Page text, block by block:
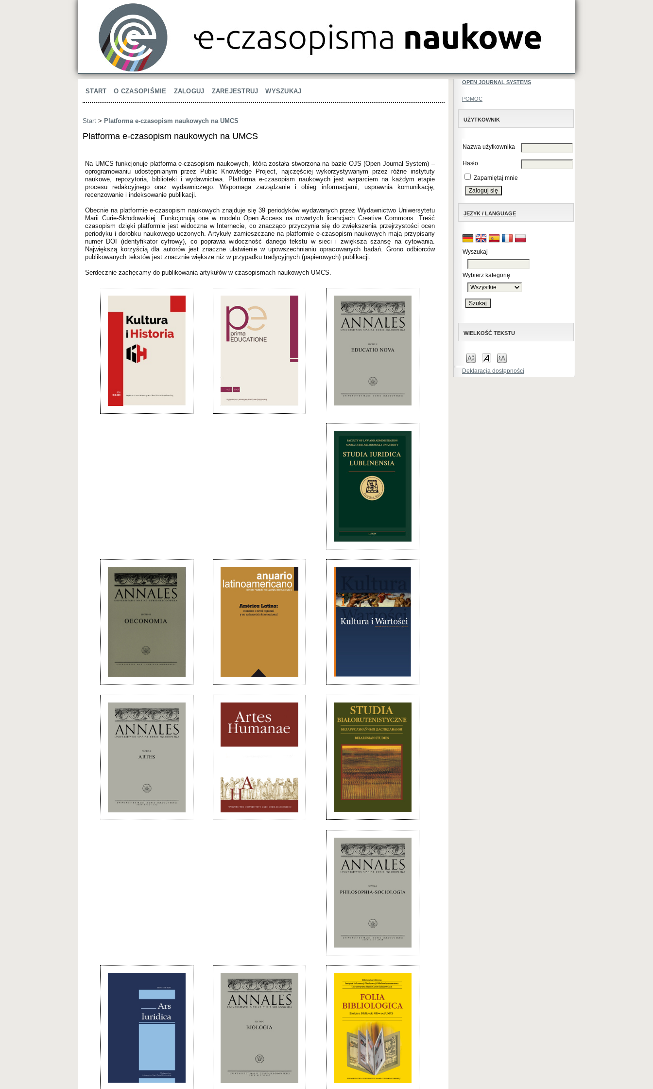
OPEN JOURNAL SYSTEMS
POMOC
UŻYTKOWNIK
Nazwa użytkownika
Hasło
Zapamiętaj mnie
JĘZYK / LANGUAGE
Wyszukaj
Wybierz kategorię
WIELKOŚĆ TEKSTU
Deklaracja dostępności
START O CZASOPIŚMIE ZALOGUJ ZAREJESTRUJ WYSZUKAJ
Start > Platforma e-czasopism naukowych na UMCS
Platforma e-czasopism naukowych na UMCS
Na UMCS funkcjonuje platforma e-czasopism naukowych, która została stworzona na bazie OJS (Open Journal System) –
oprogramowaniu udostępnianym przez Public Knowledge Project, najczęściej wykorzystywanym przez różne instytuty
naukowe, repozytoria, biblioteki i wydawnictwa. Platforma e-czasopism naukowych jest wsparciem na każdym etapie
procesu redakcyjnego oraz wydawniczego. Wspomaga zarządzanie i obieg informacjami, usprawnia komunikację,
recenzowanie i indeksowanie publikacji.
Obecnie na platformie e-czasopism naukowych znajduje się 39 periodyków wydawanych przez Wydawnictwo Uniwersytetu
Marii Curie-Skłodowskiej. Funkcjonują one w modelu Open Access na otwartych licencjach Creative Commons. Treść
czasopism dzięki platformie jest widoczna w Internecie, co znacząco przyczynia się do zwiększenia przejrzystości ocen
periodyku i dorobku naukowego uczonych. Artykuły zamieszczane na platformie e-czasopism naukowych mają przypisany
numer DOI (identyfikator cyfrowy), co poprawia widoczność danego tekstu w sieci i zwiększa szansę na cytowania.
Największą korzyścią dla autorów jest znaczne ułatwienie w upowszechnianiu opracowanych badań. Grono odbiorców
publikowanych tekstów jest znacznie większe niż w przypadku tradycyjnych (papierowych) publikacji.
Serdecznie zachęcamy do publikowania artykułów w czasopismach naukowych UMCS.